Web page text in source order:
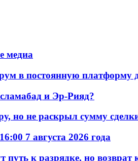
медиа
в постоянную платформу
и Эр-Рияд?
но не раскрыл сумму
7 августа 2026 года
к разрядке, но возврат